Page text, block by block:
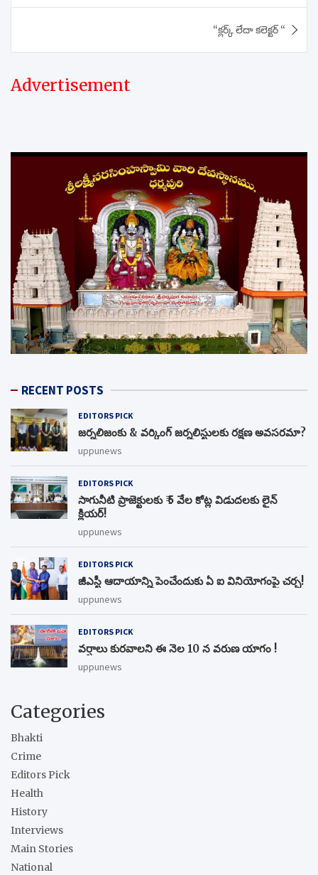
“క్లర్క్ లేదా కలెక్టర్ “
Advertisement
RECENT POSTS
EDITORS PICK
జర్నలిజంకు & వర్కింగ్ జర్నలిస్టులకు రక్షణ అవసరమా?
uppunews
EDITORS PICK
సాగునీటి ప్రాజెక్టులకు ₹ 5 వేల కోట్ల విడుదలకు లైన్
క్లియర్!
uppunews
EDITORS PICK
జీఎస్టీ ఆదాయాన్ని పెంచేందుకు ఏ ఐ వినియోగంపై చర్చ!
uppunews
EDITORS PICK
వర్షాలు కురవాలని ఈ నెల 10 న వరుణ యాగం !
uppunews
Categories
Bhakti
Crime
Editors Pick
Health
History
Interviews
Main Stories
National